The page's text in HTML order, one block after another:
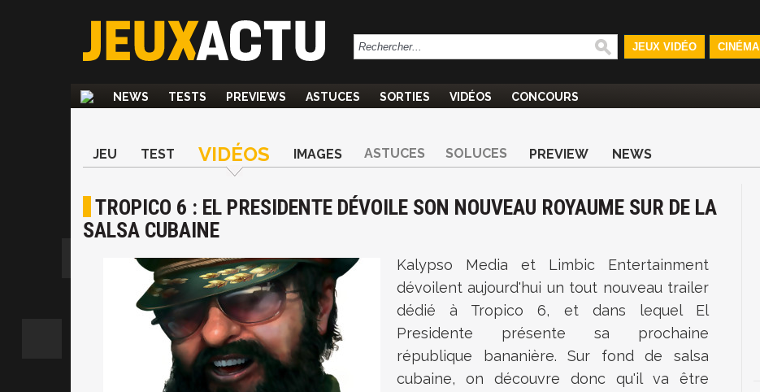
JEUX VIDÉO CINÉMA
NEWS TESTS PREVIEWS ASTUCES SORTIES VIDÉOS CONCOURS
JEU TEST VIDÉOS IMAGES ASTUCES SOLUCES PREVIEW NEWS
TROPICO 6 : EL PRESIDENTE DÉVOILE SON NOUVEAU ROYAUME SUR DE LA
SALSA CUBAINE
Kalypso Media et Limbic Entertainment
dévoilent aujourd'hui un tout nouveau trailer
dédié à Tropico 6, et dans lequel El
Presidente présente sa prochaine
république bananière. Sur fond de salsa
cubaine, on découvre donc qu'il va être